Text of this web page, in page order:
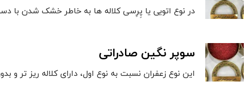
در نوع اتویی یا پِرِسی کلاله ها به خاطر خشک شدن با
سوپر نگین صادراتی
این نوع زعفران نسبت به نوع اول، دارای کلاله ریز